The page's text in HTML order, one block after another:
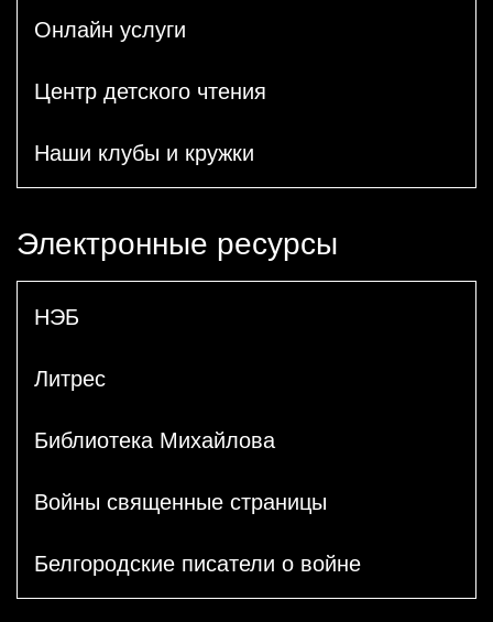
Онлайн услуги
Центр детского чтения
Наши клубы и кружки
Электронные ресурсы
НЭБ
Литрес
Библиотека Михайлова
Войны священные страницы
Белгородские писатели о войне